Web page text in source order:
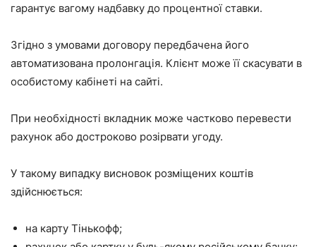
гарантує вагому надбавку до процентної ставки.
Згідно з умовами договору передбачена його
автоматизована пролонгація. Клієнт може її скасувати в
особистому кабінеті на сайті.
При необхідності вкладник може частково перевести
рахунок або достроково розірвати угоду.
У такому випадку висновок розміщених коштів
здійснюється:
на карту Тінькофф;